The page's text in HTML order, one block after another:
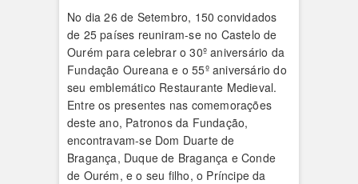
No dia 26 de Setembro, 150 convidados
de 25 países reuniram-se no Castelo de
Ourém para celebrar o 30º aniversário da
Fundação Oureana e o 55º aniversário do
seu emblemático Restaurante Medieval.
Entre os presentes nas comemorações
deste ano, Patronos da Fundação,
encontravam-se Dom Duarte de
Bragança, Duque de Bragança e Conde
de Ourém, e o seu filho, o Príncipe da